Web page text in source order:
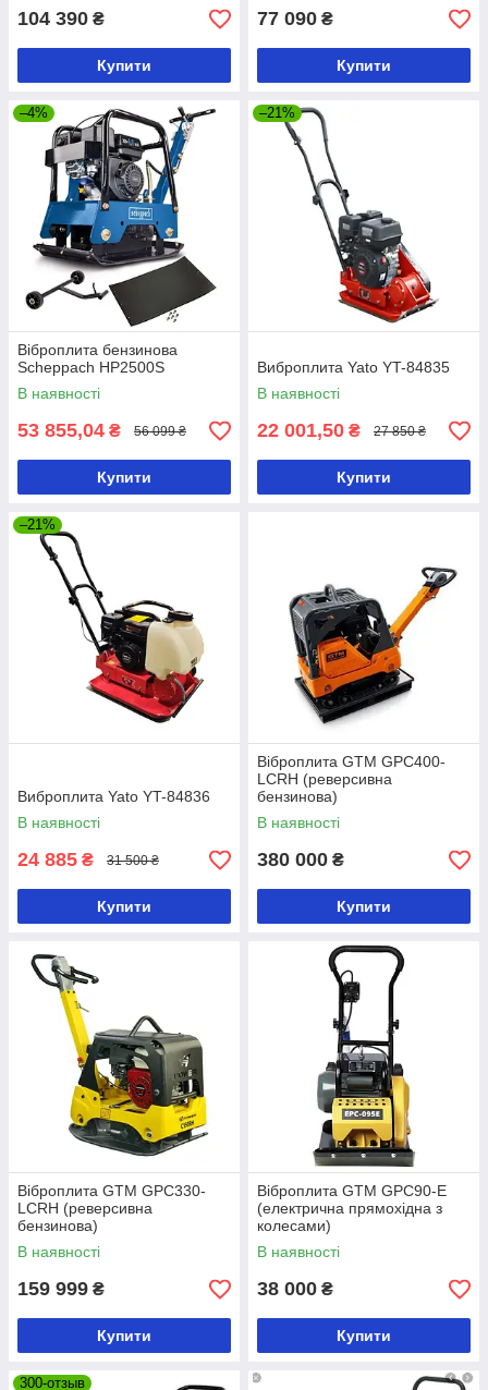
104 390 ₴
Купити
77 090 ₴
Купити
–4%
Віброплита бензинова
Scheppach HP2500S
В наявності
53 855,04 ₴ 56 099 ₴
Купити
–21%
Виброплита Yato YT-84835
В наявності
22 001,50 ₴ 27 850 ₴
Купити
–21%
Виброплита Yato YT-84836
В наявності
24 885 ₴ 31 500 ₴
Купити
Віброплита GTM GPC400-
LCRH (реверсивна
бензинова)
В наявності
380 000 ₴
Купити
Віброплита GTM GPC330-
LCRH (реверсивна
бензинова)
В наявності
159 999 ₴
Купити
Віброплита GTM GPC90-E
(електрична прямохідна з
колесами)
В наявності
38 000 ₴
Купити
300-отзыв